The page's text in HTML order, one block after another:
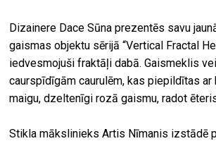
Dizainere Dace Sūna prezentēs savu
gaismas objektu sērijā “Vertical Fractal
iedvesmojuši fraktāļi dabā. Gaismeklis
caurspīdīgām caurulēm, kas piepildītas ar
maigu, dzeltenīgi rozā gaismu, radot
Stikla mākslinieks Artis Nīmanis izstādē